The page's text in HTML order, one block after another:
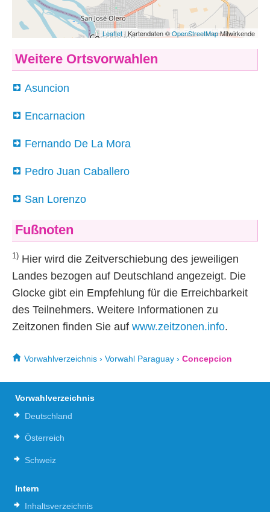
Weitere Ortsvorwahlen
Asuncion
Encarnacion
Fernando De La Mora
Pedro Juan Caballero
San Lorenzo
Fußnoten
1) Hier wird die Zeitverschiebung des jeweiligen
Landes bezogen auf Deutschland angezeigt. Die
Glocke gibt ein Empfehlung für die Erreichbarkeit
des Teilnehmers. Weitere Informationen zu
Zeitzonen finden Sie auf www.zeitzonen.info.
Vorwahlverzeichnis › Vorwahl Paraguay › Concepcion
Vorwahlverzeichnis
Deutschland
Österreich
Schweiz
Intern
Inhaltsverzeichnis